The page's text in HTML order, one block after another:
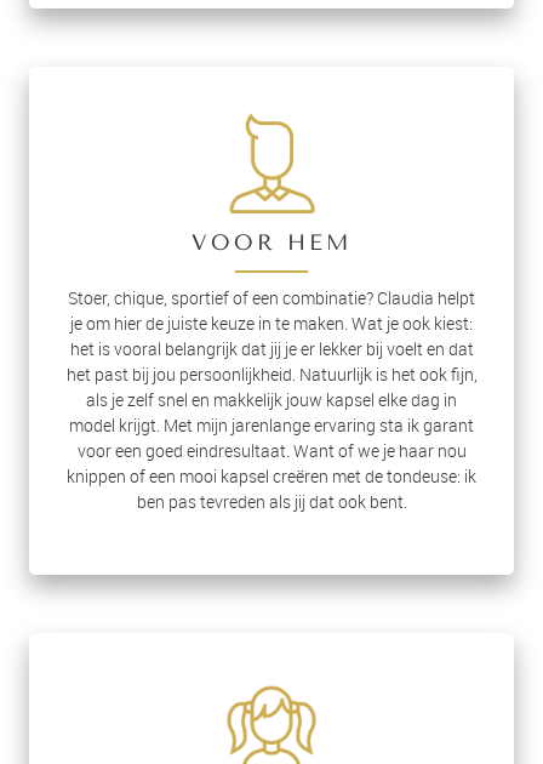
VOOR HEM
Stoer, chique, sportief of een combinatie? Claudia helpt
je om hier de juiste keuze in te maken. Wat je ook kiest:
het is vooral belangrijk dat jij je er lekker bij voelt en dat
het past bij jou persoonlijkheid. Natuurlijk is het ook fijn,
als je zelf snel en makkelijk jouw kapsel elke dag in
model krijgt. Met mijn jarenlange ervaring sta ik garant
voor een goed eindresultaat. Want of we je haar nou
knippen of een mooi kapsel creëren met de tondeuse: ik
ben pas tevreden als jij dat ook bent.